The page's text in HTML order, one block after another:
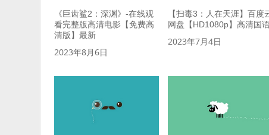
《巨齿鲨2：深渊》-在线观
看完整版高清电影【免费高
清版】最新
2023年8月6日
【扫毒3：人在天涯】百度
网盘【HD1080p】高清国
2023年7月4日